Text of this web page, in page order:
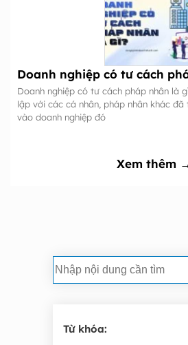
Doanh nghiệp có tư cách
Doanh nghiệp có tư cách pháp nhân là
lập với các cá nhân, pháp nhân khác
vào doanh nghiệp đó
Xem thêm
Từ khóa: